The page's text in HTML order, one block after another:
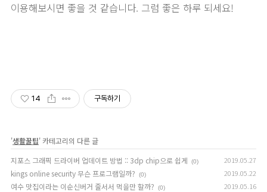
이용해보시면 좋을 것 같습니다. 그럼 좋은 하루 되세요!
14 구독하기
'생활꿀팁' 카테고리의 다른 글
지포스 그래픽 드라이버 업데이트 방법 :: 3dp chip으로 쉽게
(0) 2019.05.27
kings online security 무슨 프로그램일까? (0) 2019.05.22
여수 맛집이라는 이순신버거 줄서서 먹을만 할까? (0) 2019.05.16